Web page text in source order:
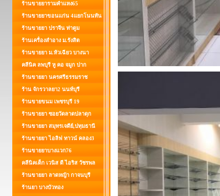
ร้านขายยารามคำแหง65
ร้านขายยาขอนแก่น 4แยกโนนทัน
ร้านขายยา ปราจีน ท่าตูม
ร้านเครื่องสำอาง ม.รังสิต
ร้านขายยา ม.หัวเฉียว บางนา
คลีนิค ลพบุรี หู คอ จมูก ปาก
ร้านขายยา นครศรีธรรมราช
ร้าน จักรวาลยา2 นนท์บุรี
ร้านขายขนม เพชรบุรี 19
ร้านขายยา ซอยวัดลาดปลาดุก
ร้านขายยา สมุทรเจดีย์,ปทุมธานี
ร้านขายยา ไอลิฟ ทาวน์ คลอง3
ร้านขายยาบางแวก76
คลีนิคเด็ก เวนิส ดี ไอริส วัชรพล
ร้านขายยา ลาดหญ้า กาจนบุรี
ร้านยา บางบัวทอง